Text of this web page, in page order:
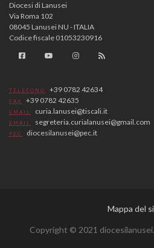
Diocesi di Lanusei
Via Roma 102
08045 Lanusei NU - ITALIA
Codice fiscale 01053230916
TELEFONO +39 0782 42634
FAX +39 0782 42635
EMAIL curia.lanusei@tiscali.it
EMAIL segreteria.curialanusei@gmail.com
PEC diocesilanusei@pec.it
Mappa del
Copyright © 2021